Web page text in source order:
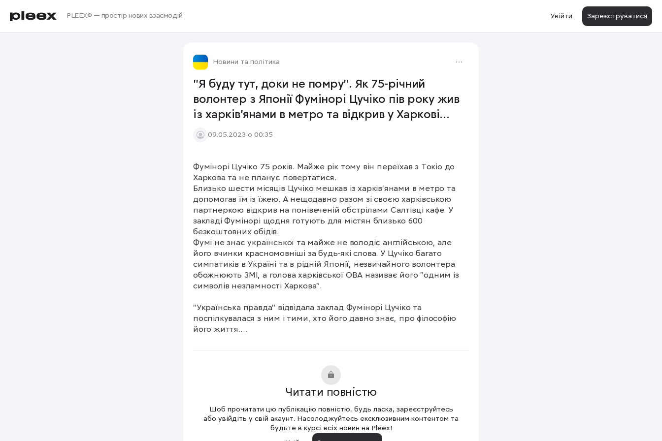
PLEEX® — простір нових взаємодій Увійти Зареєструватися
Новини та політика
"Я буду тут, доки не помру". Як 75-річний
волонтер з Японії Фумінорі Цучіко пів року жив
із харків'янами в метро та відкрив у Харкові
безкоштовне кафе
09.05.2023 о 00:35
Фумінорі Цучіко 75 років. Майже рік тому він переїхав з Токіо до
Харкова та не планує повертатися.
Близько шести місяців Цучіко мешкав із харків'янами в метро та
допомогав їм із їжею. А нещодавно разом зі своєю харківською
партнеркою відкрив на понівеченій обстрілами Салтівці кафе. У
закладі Фумінорі щодня готують для містян близько 600
безкоштовних обідів.
Фумі не знає української та майже не володіє англійською, але
його вчинки красномовніші за будь-які слова. У Цучіко багато
симпатиків в Україні та в рідній Японії, незвичайного волонтера
обожнюють ЗМІ, а голова харківської ОВА називає його "одним із
символів незламності Харкова".
"Українська правда" відвідала заклад Фумінорі Цучіко та
поспілкувалася з ним і тими, хто його давно знає, про філософію
його життя.
Читати повністю
Щоб прочитати цю публікацію повністю, будь ласка, зареєструйтесь
або увійдіть у свій акаунт. Насолоджуйтесь ексклюзивним контентом та
будьте в курсі всіх новин на Pleex!